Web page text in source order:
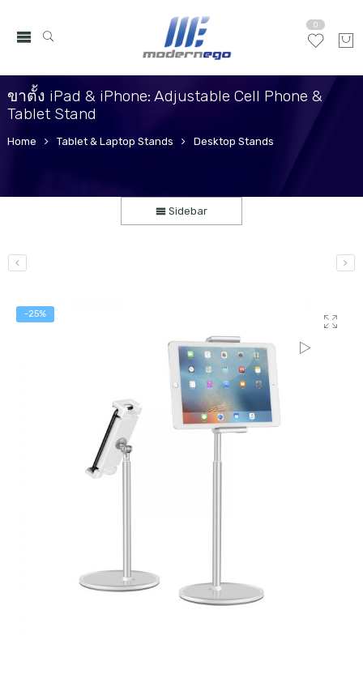
0
ขาตั้ง iPad & iPhone: Adjustable Cell Phone &
Tablet Stand
Home Tablet & Laptop Stands Desktop Stands
Sidebar
-25%